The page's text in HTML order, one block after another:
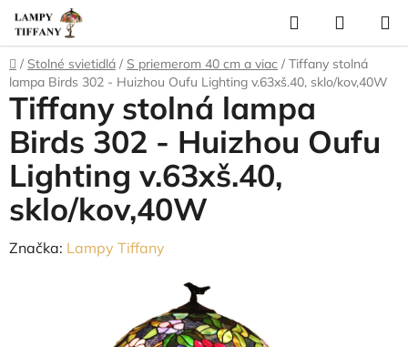
Prejsť
na
obsah
Hľadať
KOŠÍK
Domov
/ Stolné svietidlá / S priemerom 40 cm a viac / Tiffany stolná
lampa Birds 302 - Huizhou Oufu Lighting v.63xš.40, sklo/kov,40W
Tiffany stolná lampa
Birds 302 - Huizhou Oufu
Lighting v.63xš.40,
sklo/kov,40W
Značka: Lampy Tiffany